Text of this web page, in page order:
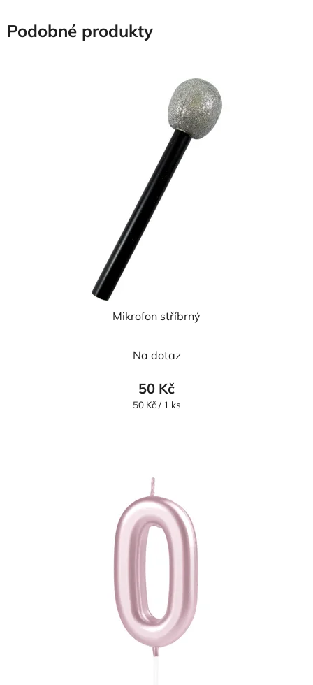
Podobné produkty
Mikrofon stříbrný
Na dotaz
50 Kč
Měrná
50 Kč / 1 ks